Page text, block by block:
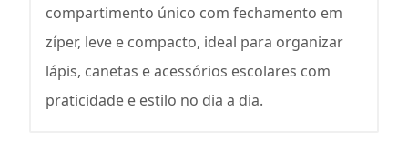
compartimento único com fechamento em
zíper, leve e compacto, ideal para organizar
lápis, canetas e acessórios escolares com
praticidade e estilo no dia a dia.